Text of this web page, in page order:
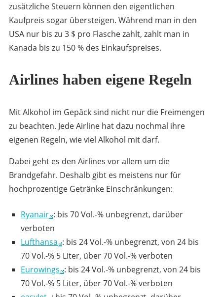
zusätzliche Steuern können den eigentlichen
Kaufpreis sogar übersteigen. Während man in den
USA nur bis zu 3 $ pro Flasche zahlt, zahlt man in
Kanada bis zu 150 % des Einkaufspreises.
Airlines haben eigene Regeln
Mit Alkohol im Gepäck sind nicht nur die Freimengen
zu beachten. Jede Airline hat dazu nochmal ihre
eigenen Regeln, wie viel Alkohol mit darf.
Dabei geht es den Airlines vor allem um die
Brandgefahr. Deshalb gibt es meistens nur für
hochprozentige Getränke Einschränkungen:
Ryanair : bis 70 Vol.-% unbegrenzt, darüber
verboten
Lufthansa : bis 24 Vol.-% unbegrenzt, von 24 bis
70 Vol.-% 5 Liter, über 70 Vol.-% verboten
Eurowings : bis 24 Vol.-% unbegrenzt, von 24 bis
70 Vol.-% 5 Liter, über 70 Vol.-% verboten